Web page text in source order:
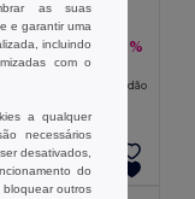
€ -37%
30270
m²) em poliéster e algodão
ao Carrinho
as suas
e garantir uma
incluindo
com o
a qualquer
necessários
desativados,
do
bloquear outros